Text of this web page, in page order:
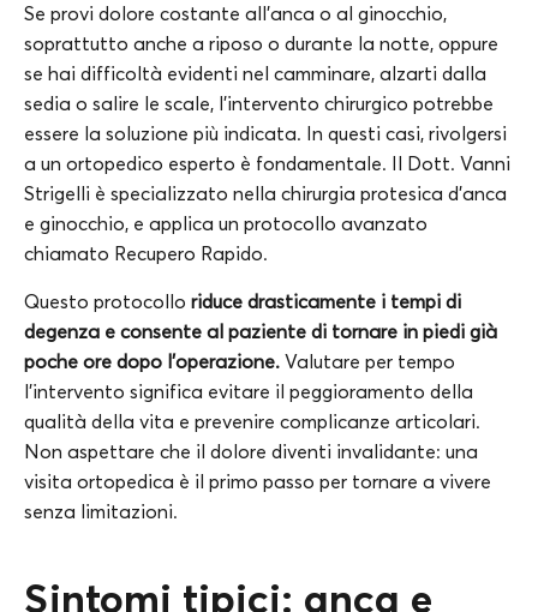
Se provi dolore costante all’anca o al ginocchio,
soprattutto anche a riposo o durante la notte, oppure
se hai difficoltà evidenti nel camminare, alzarti dalla
sedia o salire le scale, l’intervento chirurgico potrebbe
essere la soluzione più indicata. In questi casi, rivolgersi
a un ortopedico esperto è fondamentale. Il Dott. Vanni
Strigelli è specializzato nella chirurgia protesica d’anca
e ginocchio, e applica un protocollo avanzato
chiamato Recupero Rapido.
Questo protocollo riduce drasticamente i tempi di
degenza e consente al paziente di tornare in piedi già
poche ore dopo l’operazione. Valutare per tempo
l’intervento significa evitare il peggioramento della
qualità della vita e prevenire complicanze articolari.
Non aspettare che il dolore diventi invalidante: una
visita ortopedica è il primo passo per tornare a vivere
senza limitazioni.
Sintomi tipici: anca e